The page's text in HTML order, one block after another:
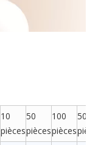
10
pièces
50
pièces
100
pièces
500